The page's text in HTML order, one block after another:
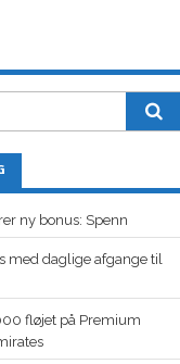
ny bonus: Spenn
med daglige afgange til
fløjet på Premium